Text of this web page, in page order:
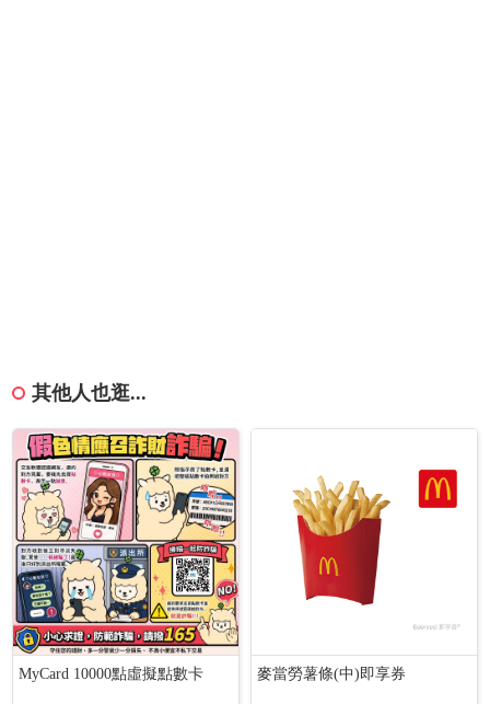
其他人也逛...
MyCard 10000點虛擬點數卡 麥當勞薯條(中)即享券